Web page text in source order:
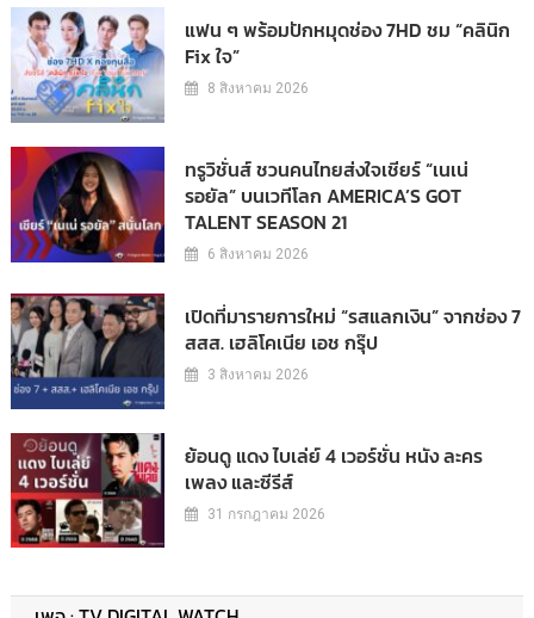
แฟน ๆ พร้อมปักหมุดช่อง 7HD ชม “คลินิก
Fix ใจ”
8 สิงหาคม 2026
ทรูวิชั่นส์ ชวนคนไทยส่งใจเชียร์ “เนเน่
รอยัล” บนเวทีโลก AMERICA’S GOT
TALENT SEASON 21
6 สิงหาคม 2026
เปิดที่มารายการใหม่ “รสแลกเงิน” จากช่อง 7
สสส. เฮลิโคเนีย เอช กรุ๊ป
3 สิงหาคม 2026
ย้อนดู แดง ไบเล่ย์ 4 เวอร์ชั่น หนัง ละคร
เพลง และซีรีส์
31 กรกฎาคม 2026